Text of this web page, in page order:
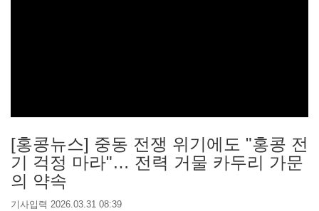
[홍콩뉴스] 중동 전쟁 위기에도 "홍콩 전
기 걱정 마라"… 전력 거물 카두리 가문
의 약속
기사입력 2026.03.31 08:39